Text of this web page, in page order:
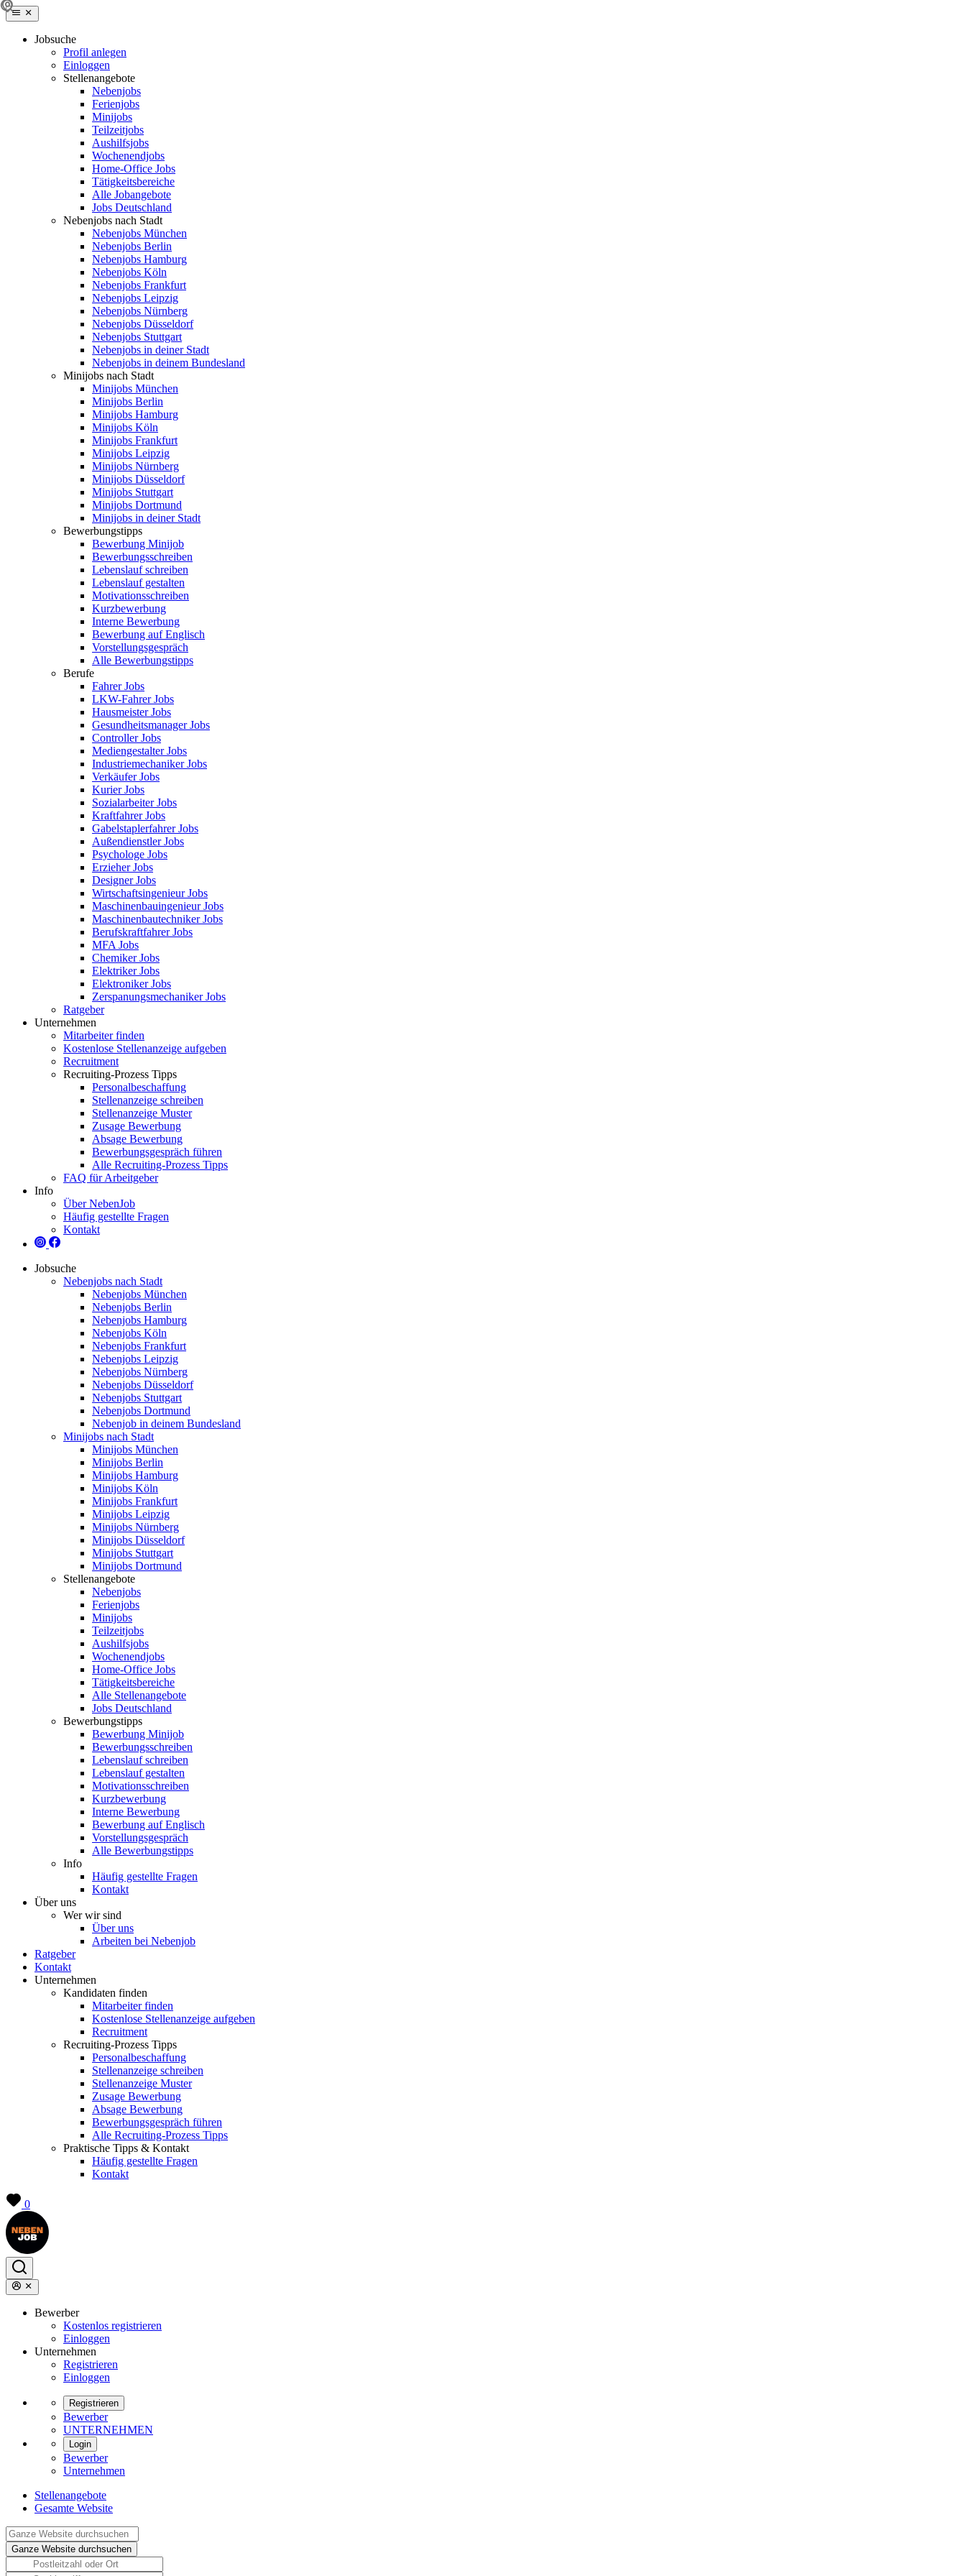
Jobsuche
Profil anlegen
Einloggen
Stellenangebote
Nebenjobs
Ferienjobs
Minijobs
Teilzeitjobs
Aushilfsjobs
Wochenendjobs
Home-Office Jobs
Tätigkeitsbereiche
Alle Jobangebote
Jobs Deutschland
Nebenjobs nach Stadt
Nebenjobs München
Nebenjobs Berlin
Nebenjobs Hamburg
Nebenjobs Köln
Nebenjobs Frankfurt
Nebenjobs Leipzig
Nebenjobs Nürnberg
Nebenjobs Düsseldorf
Nebenjobs Stuttgart
Nebenjobs in deiner Stadt
Nebenjobs in deinem Bundesland
Minijobs nach Stadt
Minijobs München
Minijobs Berlin
Minijobs Hamburg
Minijobs Köln
Minijobs Frankfurt
Minijobs Leipzig
Minijobs Nürnberg
Minijobs Düsseldorf
Minijobs Stuttgart
Minijobs Dortmund
Minijobs in deiner Stadt
Bewerbungstipps
Bewerbung Minijob
Bewerbungsschreiben
Lebenslauf schreiben
Lebenslauf gestalten
Motivationsschreiben
Kurzbewerbung
Interne Bewerbung
Bewerbung auf Englisch
Vorstellungsgespräch
Alle Bewerbungstipps
Berufe
Fahrer Jobs
LKW-Fahrer Jobs
Hausmeister Jobs
Gesundheitsmanager Jobs
Controller Jobs
Mediengestalter Jobs
Industriemechaniker Jobs
Verkäufer Jobs
Kurier Jobs
Sozialarbeiter Jobs
Kraftfahrer Jobs
Gabelstaplerfahrer Jobs
Außendienstler Jobs
Psychologe Jobs
Erzieher Jobs
Designer Jobs
Wirtschaftsingenieur Jobs
Maschinenbauingenieur Jobs
Maschinenbautechniker Jobs
Berufskraftfahrer Jobs
MFA Jobs
Chemiker Jobs
Elektriker Jobs
Elektroniker Jobs
Zerspanungsmechaniker Jobs
Ratgeber
Unternehmen
Mitarbeiter finden
Kostenlose Stellenanzeige aufgeben
Recruitment
Recruiting-Prozess Tipps
Personalbeschaffung
Stellenanzeige schreiben
Stellenanzeige Muster
Zusage Bewerbung
Absage Bewerbung
Bewerbungsgespräch führen
Alle Recruiting-Prozess Tipps
FAQ für Arbeitgeber
Info
Über NebenJob
Häufig gestellte Fragen
Kontakt
Jobsuche
Nebenjobs nach Stadt
Nebenjobs München
Nebenjobs Berlin
Nebenjobs Hamburg
Nebenjobs Köln
Nebenjobs Frankfurt
Nebenjobs Leipzig
Nebenjobs Nürnberg
Nebenjobs Düsseldorf
Nebenjobs Stuttgart
Nebenjobs Dortmund
Nebenjob in deinem Bundesland
Minijobs nach Stadt
Minijobs München
Minijobs Berlin
Minijobs Hamburg
Minijobs Köln
Minijobs Frankfurt
Minijobs Leipzig
Minijobs Nürnberg
Minijobs Düsseldorf
Minijobs Stuttgart
Minijobs Dortmund
Stellenangebote
Nebenjobs
Ferienjobs
Minijobs
Teilzeitjobs
Aushilfsjobs
Wochenendjobs
Home-Office Jobs
Tätigkeitsbereiche
Alle Stellenangebote
Jobs Deutschland
Bewerbungstipps
Bewerbung Minijob
Bewerbungsschreiben
Lebenslauf schreiben
Lebenslauf gestalten
Motivationsschreiben
Kurzbewerbung
Interne Bewerbung
Bewerbung auf Englisch
Vorstellungsgespräch
Alle Bewerbungstipps
Info
Häufig gestellte Fragen
Kontakt
Über uns
Wer wir sind
Über uns
Arbeiten bei Nebenjob
Ratgeber
Kontakt
Unternehmen
Kandidaten finden
Mitarbeiter finden
Kostenlose Stellenanzeige aufgeben
Recruitment
Recruiting-Prozess Tipps
Personalbeschaffung
Stellenanzeige schreiben
Stellenanzeige Muster
Zusage Bewerbung
Absage Bewerbung
Bewerbungsgespräch führen
Alle Recruiting-Prozess Tipps
Praktische Tipps & Kontakt
Häufig gestellte Fragen
Kontakt
0
Bewerber
Kostenlos registrieren
Einloggen
Unternehmen
Registrieren
Einloggen
Registrieren
Bewerber
UNTERNEHMEN
Login
Bewerber
Unternehmen
Stellenangebote
Gesamte Website